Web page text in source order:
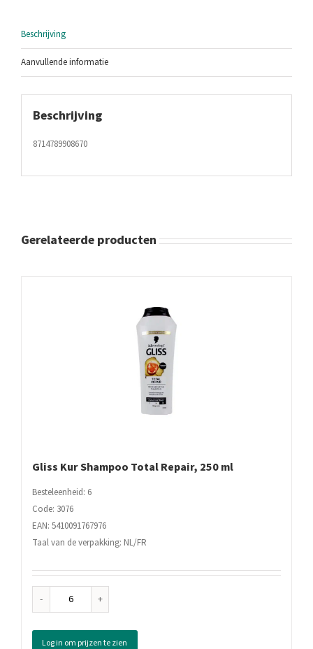
Beschrijving
Aanvullende informatie
Beschrijving
8714789908670
Gerelateerde producten
Gliss Kur Shampoo Total Repair, 250 ml
Besteleenheid: 6
Code: 3076
EAN: 5410091767976
Taal van de verpakking: NL/FR
Gliss
Shampoo
Total
Log in om prijzen te zien